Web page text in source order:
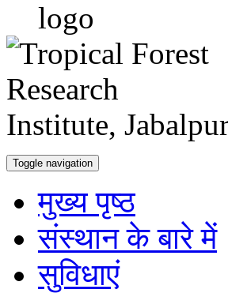
Toggle navigation
मुख्य पृष्ठ
संस्थान के बारे में
सुविधाएं